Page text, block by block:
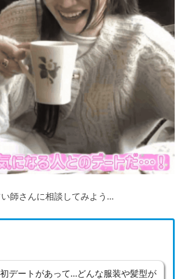
師さんに相談してみよう…
デートがあって…どんな服装や髪型が